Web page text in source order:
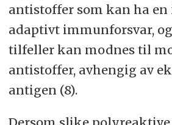
antistoffer som kan ha
adaptivt immunforsvar,
tilfeller kan modnes til
antistoffer, avhengig av
antigen (8).
Dersom slike